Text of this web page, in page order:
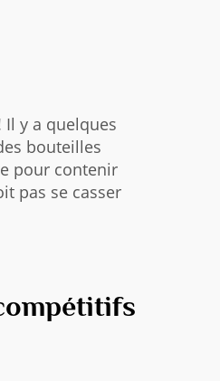
y a quelques
bouteilles
pour contenir
pas se casser